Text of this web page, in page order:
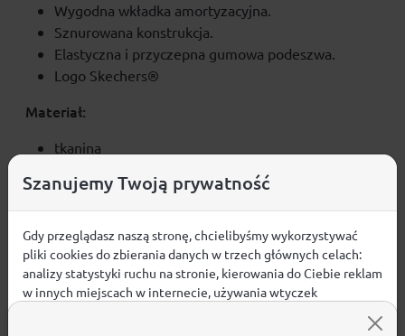
Wygodna wkładka amortyzacyjna.
Sznurowana konstrukcja.
Elastyczna i przyczepna gumowa podeszwa.
Logo Skechers®
Materiał:
tkanina
Opinie
ŚREDNIA OCENA:
Szanujemy Twoją prywatność
Gdy przeglądasz naszą stronę, chcielibyśmy wykorzystywać
pliki cookies do zbierania danych w trzech głównych celach:
analizy statystyki ruchu na stronie, kierowania do Ciebie reklam
w innych miejscach w internecie, używania wtyczek